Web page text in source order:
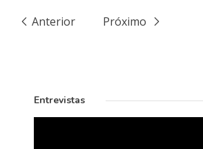
Anterior Próximo
Entrevistas